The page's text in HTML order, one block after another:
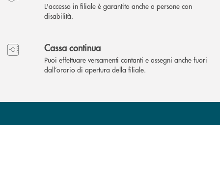
L'accesso in filiale è garantito anche a persone con
disabilità.
Cassa continua
Puoi effettuare versamenti contanti e assegni anche fuori
dall’orario di apertura della filiale.